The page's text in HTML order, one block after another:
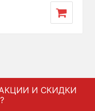
И СКИДКИ